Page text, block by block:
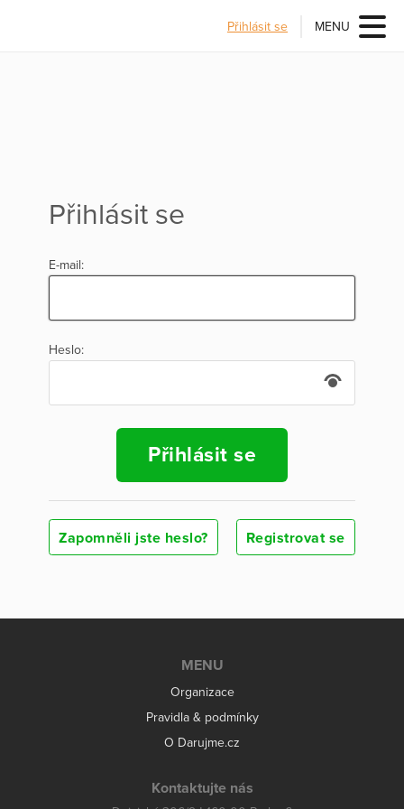
Přihlásit se MENU
Přihlásit se
E-mail:
Heslo:
Přihlásit se
Zapomněli jste heslo? Registrovat se
MENU
Organizace
Pravidla & podmínky
O Darujme.cz
Kontaktujte nás